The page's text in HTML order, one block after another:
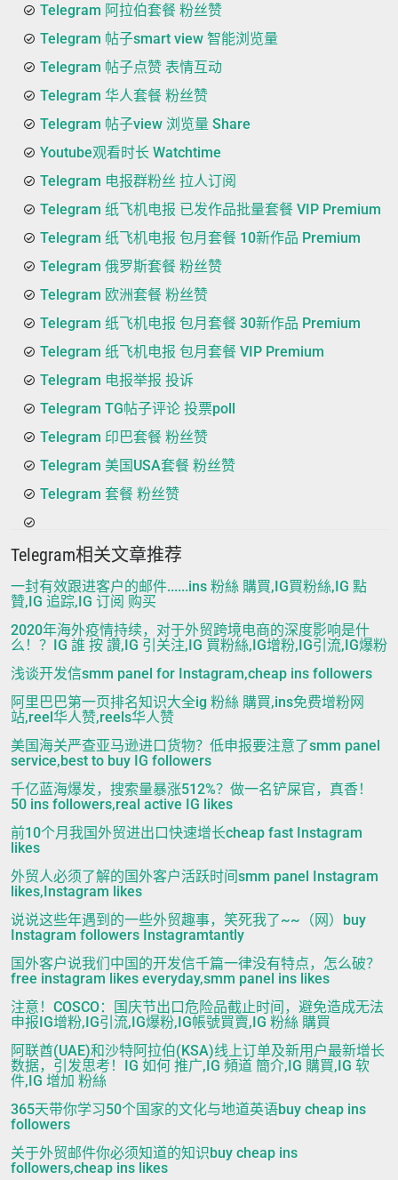
Telegram 阿拉伯套餐 粉丝赞
Telegram 帖子smart view 智能浏览量
Telegram 帖子点赞 表情互动
Telegram 华人套餐 粉丝赞
Telegram 帖子view 浏览量 Share
Youtube观看时长 Watchtime
Telegram 电报群粉丝 拉人订阅
Telegram 纸飞机电报 已发作品批量套餐 VIP Premium
Telegram 纸飞机电报 包月套餐 10新作品 Premium
Telegram 俄罗斯套餐 粉丝赞
Telegram 欧洲套餐 粉丝赞
Telegram 纸飞机电报 包月套餐 30新作品 Premium
Telegram 纸飞机电报 包月套餐 VIP Premium
Telegram 电报举报 投诉
Telegram TG帖子评论 投票poll
Telegram 印巴套餐 粉丝赞
Telegram 美国USA套餐 粉丝赞
Telegram 套餐 粉丝赞
Telegram相关文章推荐
一封有效跟进客户的邮件......ins 粉絲 購買,IG買粉絲,IG 點
贊,IG 追踪,IG 订阅 购买
2020年海外疫情持续，对于外贸跨境电商的深度影响是什
么！？IG 誰 按 讚,IG 引关注,IG 買粉絲,IG增粉,IG引流,IG爆粉
浅谈开发信smm panel for Instagram,cheap ins followers
阿里巴巴第一页排名知识大全ig 粉絲 購買,ins免费增粉网
站,reel华人赞,reels华人赞
美国海关严查亚马逊进口货物？低申报要注意了smm panel
service,best to buy IG followers
千亿蓝海爆发，搜索量暴涨512%？做一名铲屎官，真香！
50 ins followers,real active IG likes
前10个月我国外贸进出口快速增长cheap fast Instagram
likes
外贸人必须了解的国外客户活跃时间smm panel Instagram
likes,Instagram likes
说说这些年遇到的一些外贸趣事，笑死我了~~（网）buy
Instagram followers Instagramtantly
国外客户说我们中国的开发信千篇一律没有特点，怎么破？
free instagram likes everyday,smm panel ins likes
注意！COSCO：国庆节出口危险品截止时间，避免造成无法
申报IG增粉,IG引流,IG爆粉,IG帳號買賣,IG 粉絲 購買
阿联酋(UAE)和沙特阿拉伯(KSA)线上订单及新用户最新增长
数据，引发思考！IG 如何 推广,IG 頻道 簡介,IG 購買,IG 软
件,IG 增加 粉絲
365天带你学习50个国家的文化与地道英语buy cheap ins
followers
关于外贸邮件你必须知道的知识buy cheap ins
followers,cheap ins likes